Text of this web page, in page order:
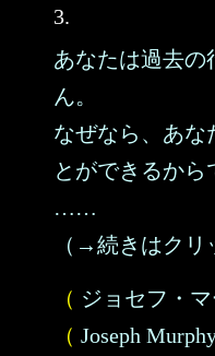
3.
あなたは過去の
ん。
なぜなら、あな
とができるから
……
（→続きはクリ
（ ジョセフ・
（ Joseph